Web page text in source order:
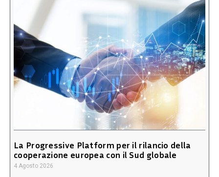
La Progressive Platform per il rilancio della
cooperazione europea con il Sud globale
4 Agosto 2026